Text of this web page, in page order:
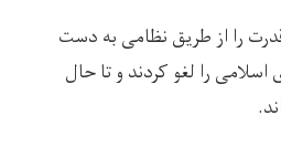
را از طریق نظامی به دست
را لغو کردند و تا حال